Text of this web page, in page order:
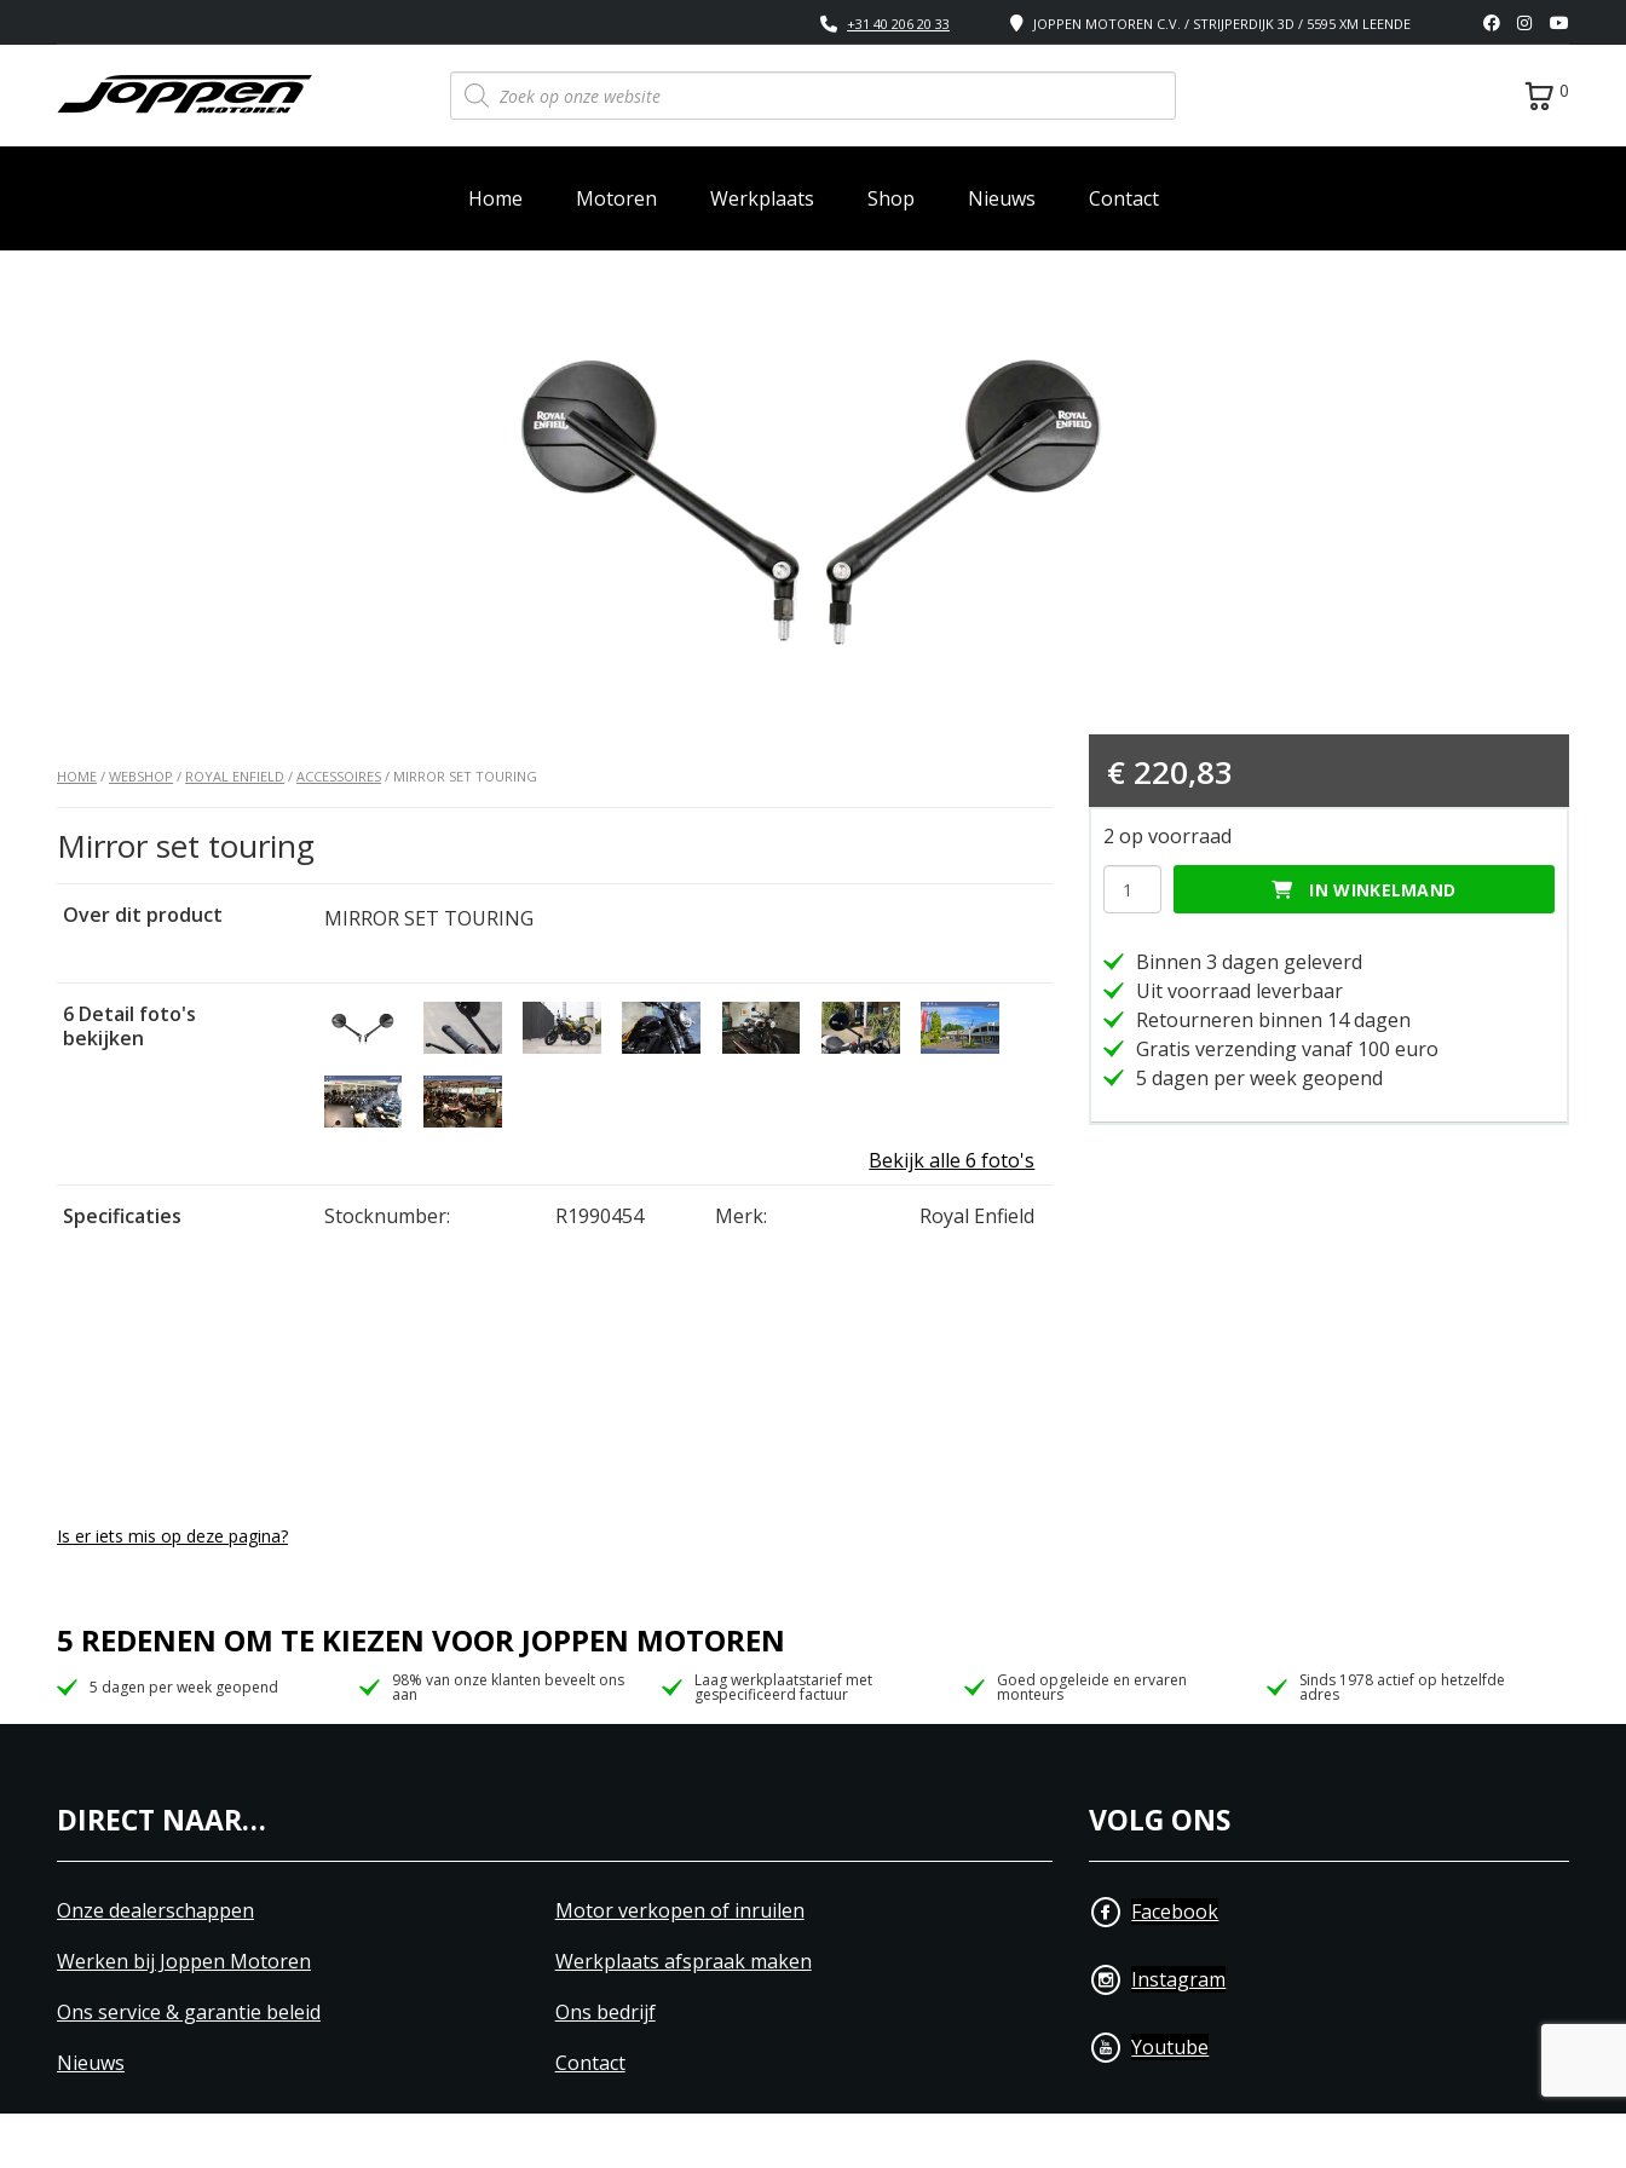
JOPPEN MOTOREN C.V. / STRIJPERDIJK 3D / 5595 XM LEENDE
+31 40 206 20 33
Producten
zoeken 0
Home Motoren Werkplaats Shop Nieuws Contact
HOME / WEBSHOP / ROYAL ENFIELD / ACCESSOIRES / MIRROR SET TOURING
Mirror set touring
Over dit product MIRROR SET TOURING
6 Detail foto's
bekijken
Bekijk alle 6 foto's
Specificaties Stocknumber: R1990454 Merk: Royal Enfield
€ 220,83
2 op voorraad
Mirror
set
hoeveelheid
IN WINKELMAND
Binnen 3 dagen geleverd
Uit voorraad leverbaar
Retourneren binnen 14 dagen
Gratis verzending vanaf 100 euro
5 dagen per week geopend
Is er iets mis op deze pagina?
5 REDENEN OM TE KIEZEN VOOR JOPPEN MOTOREN
5 dagen per week geopend 98% van onze klanten beveelt ons
aan
Laag werkplaatstarief met
gespecificeerd factuur
Goed opgeleide en ervaren
monteurs
Sinds 1978 actief op hetzelfde
adres
DIRECT NAAR…
Onze dealerschappen
Motor verkopen of inruilen
Werken bij Joppen Motoren
Werkplaats afspraak maken
Ons service & garantie beleid
Ons bedrijf
Nieuws
Contact
VOLG ONS
Facebook
Instagram
Youtube